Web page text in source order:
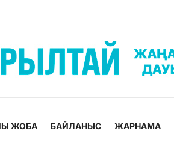
ЖОБА БАЙЛАНЫС ЖАРНАМА